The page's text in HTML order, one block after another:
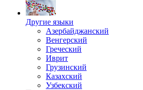
Другие языки
Азербайджанский
Венгерский
Греческий
Иврит
Грузинский
Казахский
Узбекский